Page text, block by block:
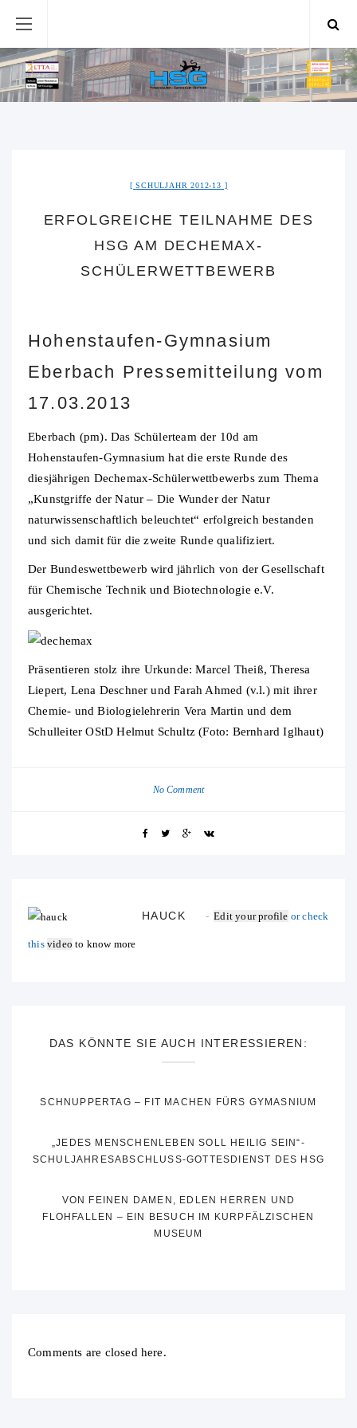
SCHULJAHR 2012-13
ERFOLGREICHE TEILNAHME DES
HSG AM DECHEMAX-
SCHÜLERWETTBEWERB
Hohenstaufen-Gymnasium
Eberbach Pressemitteilung vom
17.03.2013
Eberbach (pm). Das Schülerteam der 10d am
Hohenstaufen-Gymnasium hat die erste Runde des
diesjährigen Dechemax-Schülerwettbewerbs zum Thema
„Kunstgriffe der Natur – Die Wunder der Natur
naturwissenschaftlich beleuchtet“ erfolgreich bestanden
und sich damit für die zweite Runde qualifiziert.
Der Bundeswettbewerb wird jährlich von der Gesellschaft
für Chemische Technik und Biotechnologie e.V.
ausgerichtet.
Präsentieren stolz ihre Urkunde: Marcel Theiß, Theresa
Liepert, Lena Deschner und Farah Ahmed (v.l.) mit ihrer
Chemie- und Biologielehrerin Vera Martin und dem
Schulleiter OStD Helmut Schultz (Foto: Bernhard Iglhaut)
No Comment
HAUCK Edit your profile or check
this video to know more
DAS KÖNNTE SIE AUCH INTERESSIEREN:
SCHNUPPERTAG – FIT MACHEN FÜRS GYMASNIUM
„JEDES MENSCHENLEBEN SOLL HEILIG SEIN“-
SCHULJAHRESABSCHLUSS-GOTTESDIENST DES HSG
VON FEINEN DAMEN, EDLEN HERREN UND
FLOHFALLEN – EIN BESUCH IM KURPFÄLZISCHEN
MUSEUM
Comments are closed here.